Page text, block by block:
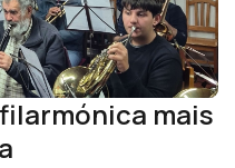
mais